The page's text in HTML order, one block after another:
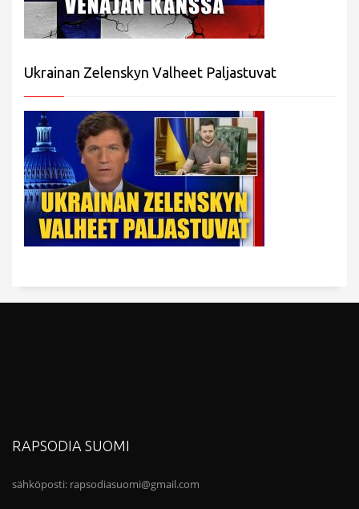
Ukrainan Zelenskyn Valheet Paljastuvat
RAPSODIA SUOMI
sähköposti: rapsodiasuomi@gmail.com